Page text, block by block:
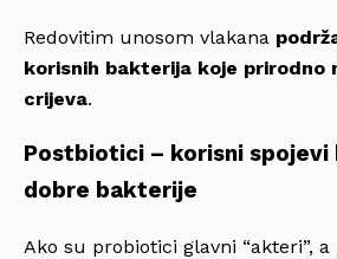
Redovitim unosom vlakana
korisnih bakterija koje prirodno
crijeva.
Postbiotici – korisni spojevi
dobre bakterije
Ako su probiotici glavni “akteri”,